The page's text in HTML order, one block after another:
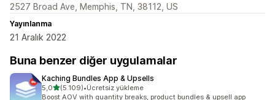
2527 Broad Ave, Memphis, TN, 38112, US
Yayınlanma
21 Aralık 2022
Buna benzer diğer uygulamalar
Kaching Bundles App & Upsells
5,05 yıldız üzerinden
(5.109)
toplam 5109 değerlendirme
•Ücretsiz yükleme
Boost AOV with quantity breaks, product bundles & upsell app